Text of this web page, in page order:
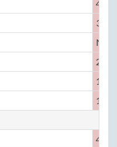
420
3395
No
2170
1775
1795
4